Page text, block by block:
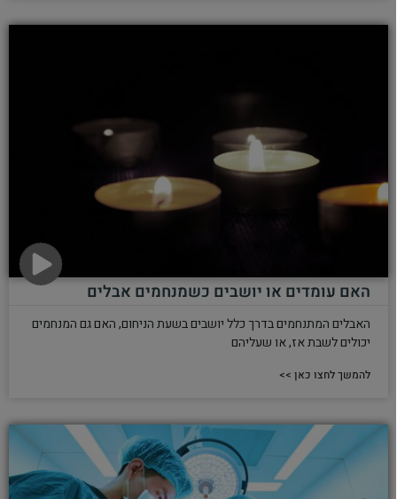
האם עומדים או יושבים כשמנחמים אבלים
האבלים המתנחמים בדרך כלל יושבים בשעת הניחום, האם גם המנחמים
יכולים לשבת אז, או שעליהם
להמשך לחצו כאן >>